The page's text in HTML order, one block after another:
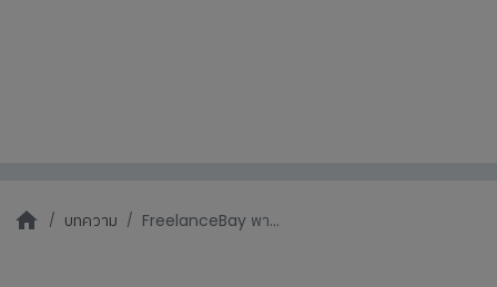
บทความ FreelanceBay พา...